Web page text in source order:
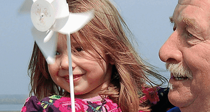
LAND,